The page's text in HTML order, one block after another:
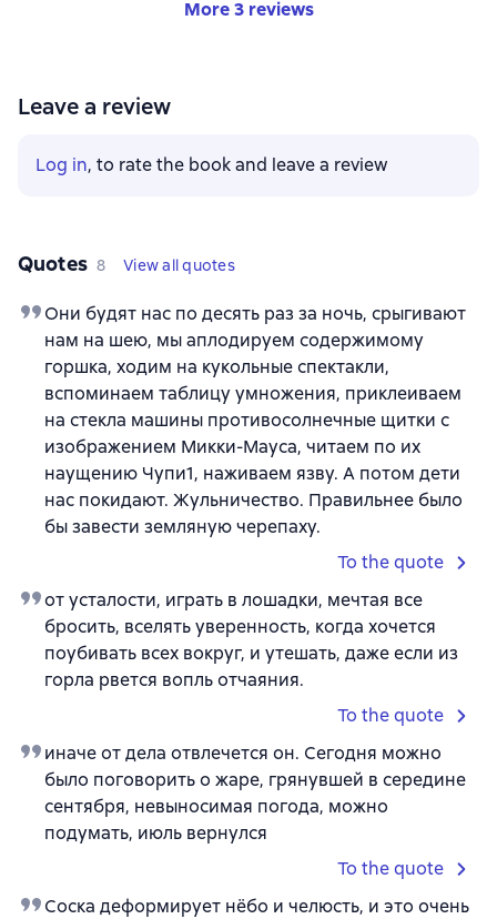
More 3 reviews
Leave a review
Log in, to rate the book and leave a review
Quotes 8 View all quotes
Они будят нас по десять раз за ночь, срыгивают
нам на шею, мы аплодируем содержимому
горшка, ходим на кукольные спектакли,
вспоминаем таблицу умножения, приклеиваем
на стекла машины противосолнечные щитки с
изображением Микки-Мауса, читаем по их
наущению Чупи1, наживаем язву. А потом дети
нас покидают. Жульничество. Правильнее было
бы завести земляную черепаху.
To the quote
от усталости, играть в лошадки, мечтая все
бросить, вселять уверенность, когда хочется
поубивать всех вокруг, и утешать, даже если из
горла рвется вопль отчаяния.
To the quote
иначе от дела отвлечется он. Сегодня можно
было поговорить о жаре, грянувшей в середине
сентября, невыносимая погода, можно
подумать, июль вернулся
To the quote
Соска деформирует нёбо и челюсть, и это очень